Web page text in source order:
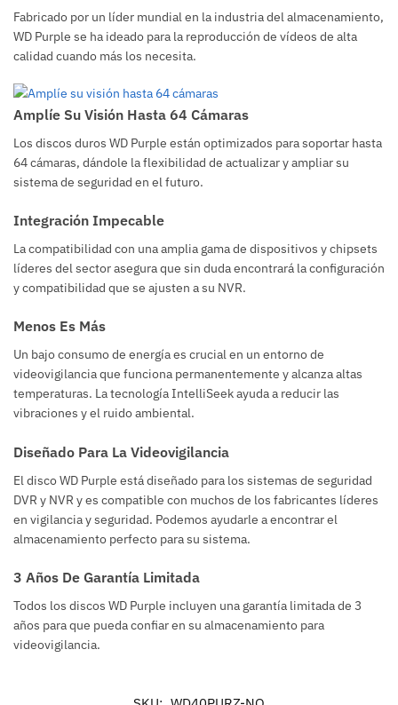
Fabricado por un líder mundial en la industria del almacenamiento,
WD Purple se ha ideado para la reproducción de vídeos de alta
calidad cuando más los necesita.
Amplíe Su Visión Hasta 64 Cámaras
Los discos duros WD Purple están optimizados para soportar hasta
64 cámaras, dándole la flexibilidad de actualizar y ampliar su
sistema de seguridad en el futuro.
Integración Impecable
La compatibilidad con una amplia gama de dispositivos y chipsets
líderes del sector asegura que sin duda encontrará la configuración
y compatibilidad que se ajusten a su NVR.
Menos Es Más
Un bajo consumo de energía es crucial en un entorno de
videovigilancia que funciona permanentemente y alcanza altas
temperaturas. La tecnología IntelliSeek ayuda a reducir las
vibraciones y el ruido ambiental.
Diseñado Para La Videovigilancia
El disco WD Purple está diseñado para los sistemas de seguridad
DVR y NVR y es compatible con muchos de los fabricantes líderes
en vigilancia y seguridad. Podemos ayudarle a encontrar el
almacenamiento perfecto para su sistema.
3 Años De Garantía Limitada
Todos los discos WD Purple incluyen una garantía limitada de 3
años para que pueda confiar en su almacenamiento para
videovigilancia.